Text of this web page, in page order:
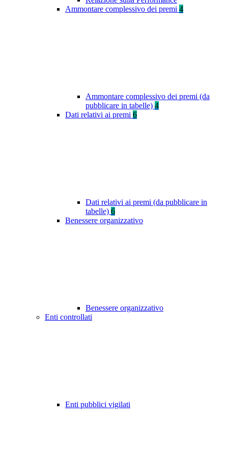
Ammontare complessivo dei premi 4
Ammontare complessivo dei premi (da
pubblicare in tabelle) 4
Dati relativi ai premi 6
Dati relativi ai premi (da pubblicare in
tabelle) 6
Benessere organizzativo
Benessere organizzativo
Enti controllati
Enti pubblici vigilati